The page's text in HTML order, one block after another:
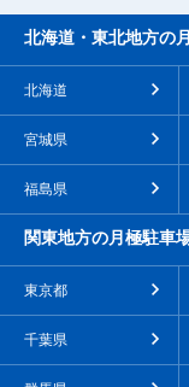
北海道・東北地方の
北海道
宮城県
福島県
関東地方の月極駐車
東京都
千葉県